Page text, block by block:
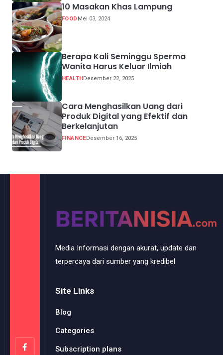
10 Masakan Khas Lampung
FOOD Mei 03, 2024
Berapa Kali Seminggu Sperma
Wanita Harus Keluar Ilmiah
HEALTHDesember 22, 2025
Cara Menghasilkan Uang dari
Produk Digital yang Efektif dan
Berkelanjutan
FINANCEDesember 16, 2025
Media Informasi dengan akurat, update dan
terpercaya dari sumber yang kredibel
Site Links
Blog
Categories
Subscription plans